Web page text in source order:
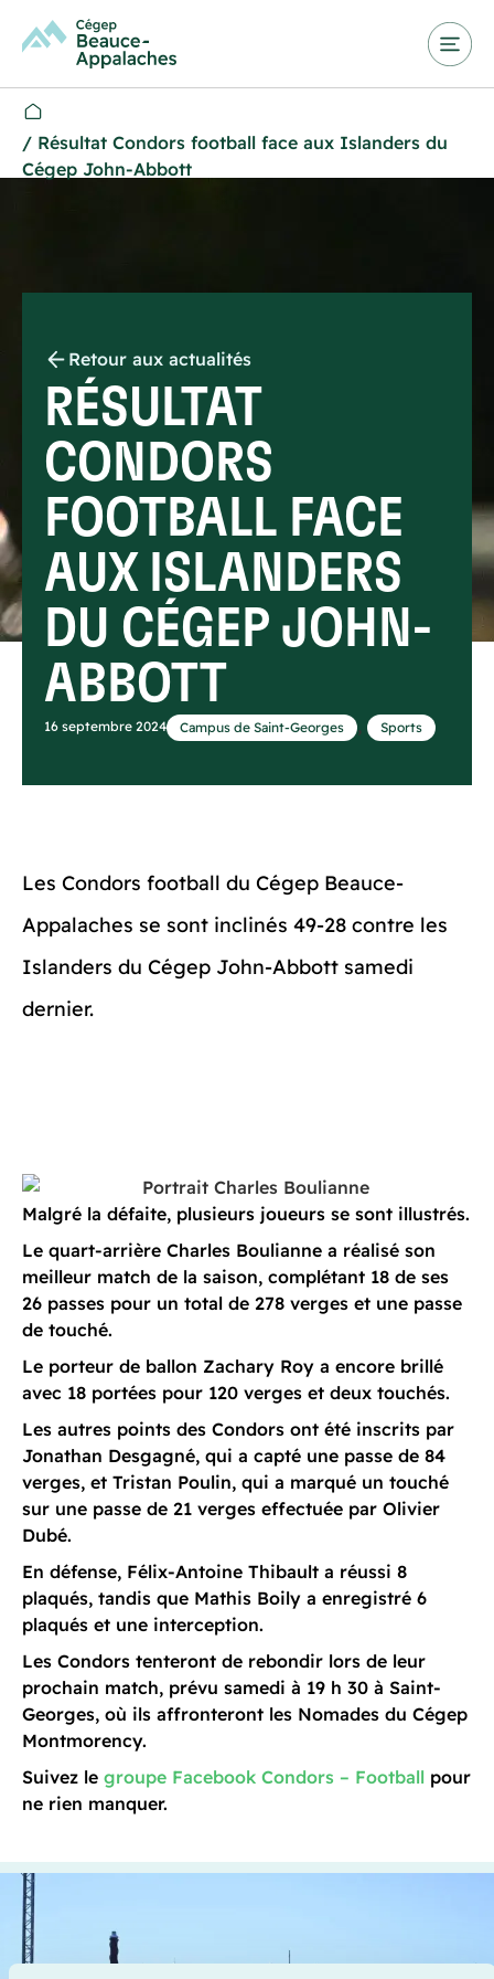
/ Résultat Condors football face aux Islanders du
Cégep John-Abbott
Retour aux actualités
RÉSULTAT
CONDORS
FOOTBALL FACE
AUX ISLANDERS
DU CÉGEP JOHN-
ABBOTT
16 septembre 2024 Campus de Saint-Georges , Sports
Les Condors football du Cégep Beauce-
Appalaches se sont inclinés 49-28 contre les
Islanders du Cégep John-Abbott samedi
dernier.
Malgré la défaite, plusieurs joueurs se sont illustrés.
Le quart-arrière Charles Boulianne a réalisé son
meilleur match de la saison, complétant 18 de ses
26 passes pour un total de 278 verges et une passe
de touché.
Le porteur de ballon Zachary Roy a encore brillé
avec 18 portées pour 120 verges et deux touchés.
Les autres points des Condors ont été inscrits par
Jonathan Desgagné, qui a capté une passe de 84
verges, et Tristan Poulin, qui a marqué un touché
sur une passe de 21 verges effectuée par Olivier
Dubé.
En défense, Félix-Antoine Thibault a réussi 8
plaqués, tandis que Mathis Boily a enregistré 6
plaqués et une interception.
Les Condors tenteront de rebondir lors de leur
prochain match, prévu samedi à 19 h 30 à Saint-
Georges, où ils affronteront les Nomades du Cégep
Montmorency.
Suivez le groupe Facebook Condors – Football pour
ne rien manquer.